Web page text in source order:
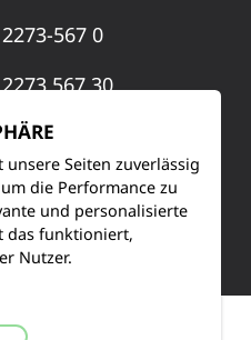
567 0
567 30
Seiten zuverlässig
die Performance zu
und personalisierte
das funktioniert,
Nutzer.